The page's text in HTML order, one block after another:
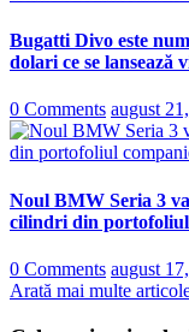
Bugatti Divo este
dolari ce se lansează
0 Comments august
Noul BMW Seria 3
cilindri din portofoliul
0 Comments august
Arată mai multe